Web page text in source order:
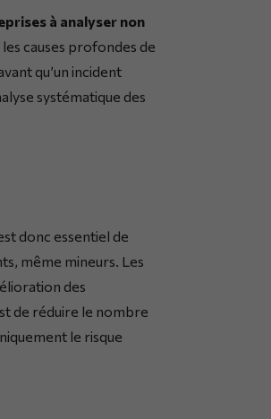
à analyser non
causes profondes de
qu’un incident
systématique des
est donc essentiel de
même mineurs. Les
des
de réduire le nombre
le risque